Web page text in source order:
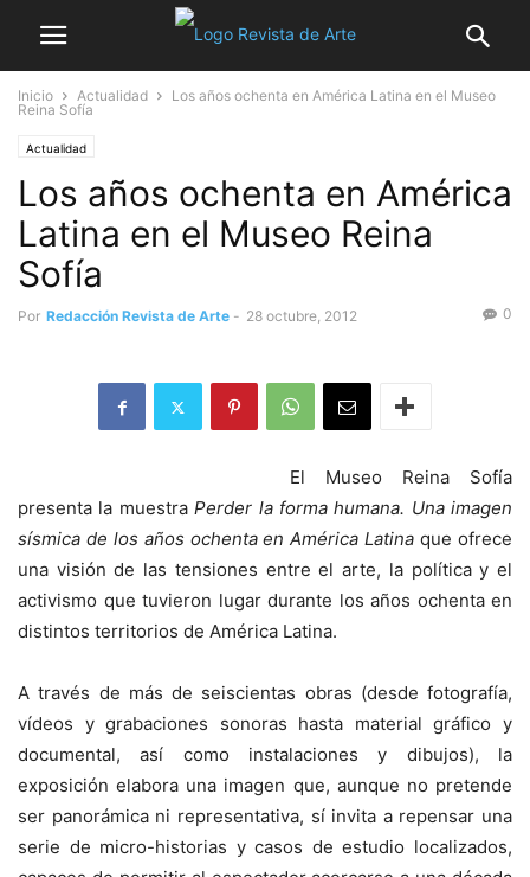
Inicio Actualidad
Los años ochenta en América Latina en el Museo
Reina Sofía
Actualidad
Los años ochenta en América
Latina en el Museo Reina
Sofía
Por Redacción Revista de Arte - 28 octubre, 2012 0
El Museo Reina Sofía
presenta la muestraPerder la forma humana. Una imagen
sísmica de los años ochenta en América Latina que ofrece
una visión de las tensiones entre el arte, la política y el
activismo que tuvieron lugar durante los años ochenta en
distintos territorios de América Latina.
A través de más de seiscientas obras (desde fotografía,
vídeos y grabaciones sonoras hasta material gráfico y
documental, así como instalaciones y dibujos), la
exposición elabora una imagen que, aunque no pretende
ser panorámica ni representativa, sí invita a repensar una
serie de micro-historias y casos de estudio localizados,